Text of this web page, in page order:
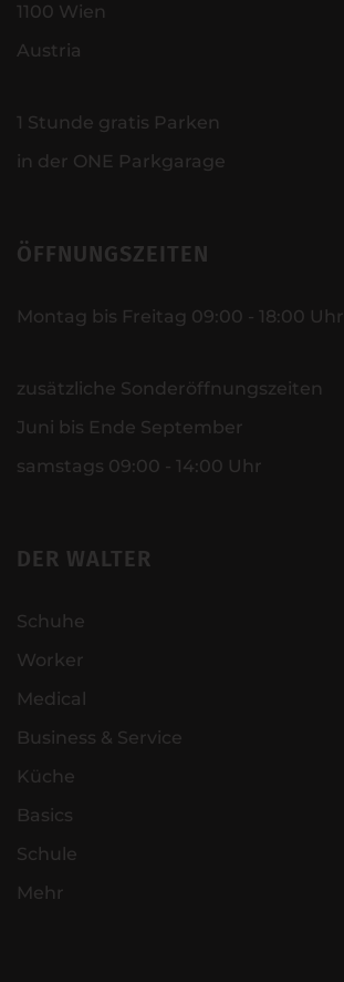
1100 Wien
Austria
1 Stunde gratis Parken
in der ONE Parkgarage
ÖFFNUNGSZEITEN
Montag bis Freitag 09:00 - 18:00 Uhr
zusätzliche Sonderöffnungszeiten
Juni bis Ende September
samstags 09:00 - 14:00 Uhr
DER WALTER
Schuhe
Worker
Medical
Business & Service
Küche
Basics
Schule
Mehr